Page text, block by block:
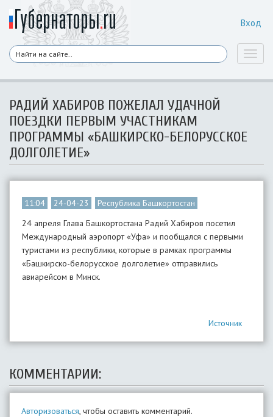
Вход
РАДИЙ ХАБИРОВ ПОЖЕЛАЛ УДАЧНОЙ
ПОЕЗДКИ ПЕРВЫМ УЧАСТНИКАМ
ПРОГРАММЫ «БАШКИРСКО-БЕЛОРУССКОЕ
ДОЛГОЛЕТИЕ»
11:04 24-04-23
Республика Башкортостан
24 апреля Глава Башкортостана Радий Хабиров посетил
Международный аэропорт «Уфа» и пообщался с первыми
туристами из республики, которые в рамках программы
«Башкирско-белорусское долголетие» отправились
авиарейсом в Минск.
Источник
КОММЕНТАРИИ:
Авторизоваться, чтобы оставить комментарий.